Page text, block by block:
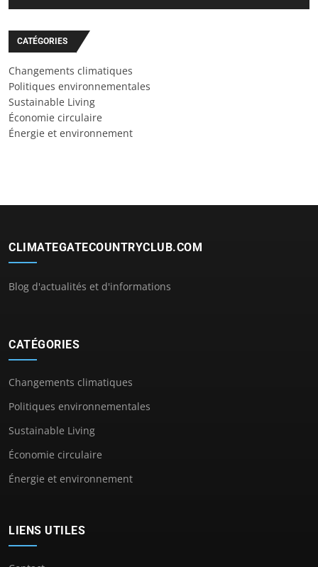
CATÉGORIES
Changements climatiques
Politiques environnementales
Sustainable Living
Économie circulaire
Énergie et environnement
CLIMATEGATECOUNTRYCLUB.COM
Blog d'actualités et d'informations
CATÉGORIES
Changements climatiques
Politiques environnementales
Sustainable Living
Économie circulaire
Énergie et environnement
LIENS UTILES